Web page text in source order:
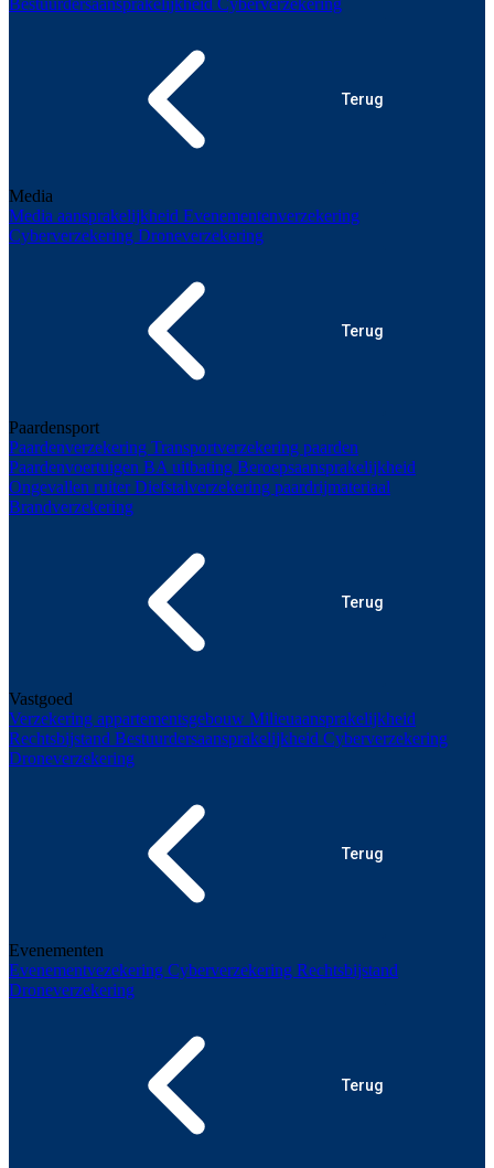
Bestuurdersaansprakelijkheid Cyberverzekering
Terug
Media
Media aansprakelijkheid Evenementenverzekering
Cyberverzekering Droneverzekering
Terug
Paardensport
Paardenverzekering Transportverzekering paarden
Paardenvoertuigen BA uitbating Beroepsaansprakelijkheid
Ongevallen ruiterDiefstalverzekering paardrijmateriaal
Brandverzekering
Terug
Vastgoed
Verzekering appartementsgebouw Milieuaansprakelijkheid
Rechtsbijstand Bestuurdersaansprakelijkheid Cyberverzekering
Droneverzekering
Terug
Evenementen
Evenementvezekering Cyberverzekering Rechtsbijstand
Droneverzekering
Terug